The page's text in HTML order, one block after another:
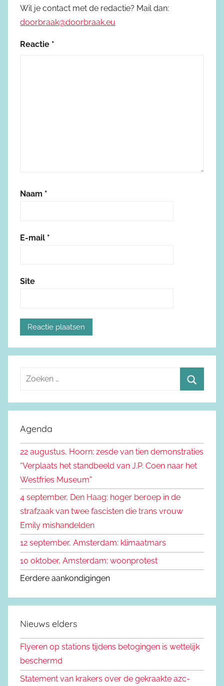
Wil je contact met de redactie? Mail dan:
doorbraak@doorbraak.eu
Reactie *
Naam *
E-mail *
Site
e
e
n
r
:
o
e
n
Agenda
22 augustus, Hoorn: zesde van tien demonstraties
“Verplaats het standbeeld van J.P. Coen naar het
Westfries Museum”
4 september, Den Haag: hoger beroep in de
strafzaak van twee fascisten die trans vrouw
Emily mishandelden
12 september, Amsterdam: klimaatmars
10 oktober, Amsterdam: woonprotest
Eerdere aankondigingen
Nieuws elders
Flyeren op stations tijdens betogingen is wettelijk
beschermd
Statement van krakers over de gekraakte azc-